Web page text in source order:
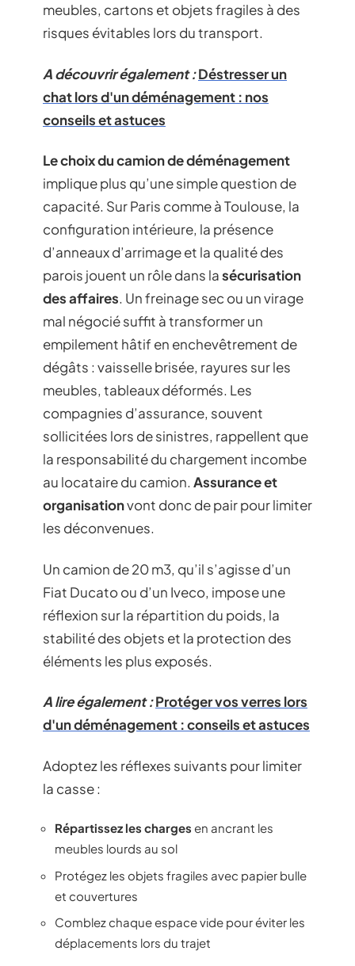
meubles, cartons et objets fragiles à des
risques évitables lors du transport.
A découvrir également :Déstresser un
chat lors d'un déménagement : nos
conseils et astuces
Le choix du camion de déménagement
implique plus qu’une simple question de
capacité. Sur Paris comme à Toulouse, la
configuration intérieure, la présence
d’anneaux d’arrimage et la qualité des
parois jouent un rôle dans lasécurisation
des affaires. Un freinage sec ou un virage
mal négocié suffit à transformer un
empilement hâtif en enchevêtrement de
dégâts : vaisselle brisée, rayures sur les
meubles, tableaux déformés. Les
compagnies d’assurance, souvent
sollicitées lors de sinistres, rappellent que
la responsabilité du chargement incombe
au locataire du camion. Assurance et
organisationvont donc de pair pour limiter
les déconvenues.
Un camion de 20 m3, qu’il s’agisse d’un
Fiat Ducato ou d’un Iveco, impose une
réflexion sur la répartition du poids, la
stabilité des objets et la protection des
éléments les plus exposés.
A lire également :Protéger vos verres lors
d'un déménagement : conseils et astuces
Adoptez les réflexes suivants pour limiter
la casse :
Répartissez les charges en ancrant les
meubles lourds au sol
Protégez les objets fragiles avec papier bulle
et couvertures
Comblez chaque espace vide pour éviter les
déplacements lors du trajet